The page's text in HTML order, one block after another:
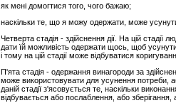
як мені домогтися того, чого бажаю;
наскільки те, що я можу одержати, може
Четверта стадія - здійснення дії. На цій стадії
дати їй можливість одержати щось, щоб
і тому на цій стадії може відбуватися
П'ята стадія - одержання винагороди за
може використовувати для усунення потреби,
даній стадії з'ясовується те, наскільки
відбувається або послаблення, або зберігання,